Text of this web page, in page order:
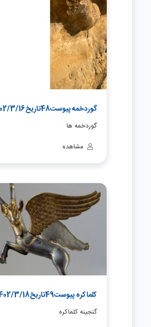
گوردخمه پیوست48تاریخ1402/3/16
گوردخمه ها
مشاهده
کلماکره پیوست49تاریخ1402/3/18
گنجینه کلماکره